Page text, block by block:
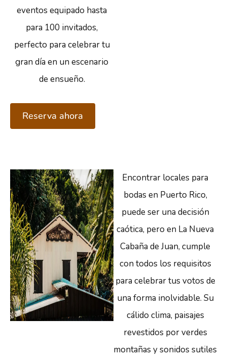
eventos equipado hasta
para 100 invitados,
perfecto para celebrar tu
gran día en un escenario
de ensueño.
Reserva ahora
Encontrar locales para
bodas en Puerto Rico,
puede ser una decisión
caótica, pero en La Nueva
Cabaña de Juan, cumple
con todos los requisitos
para celebrar tus votos de
una forma inolvidable. Su
cálido clima, paisajes
revestidos por verdes
montañas y sonidos sutiles